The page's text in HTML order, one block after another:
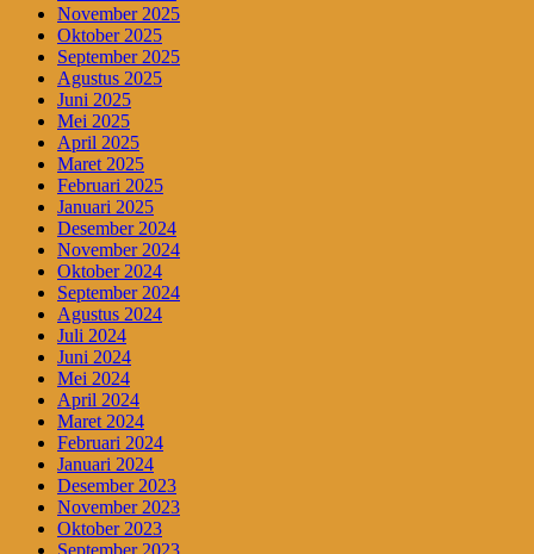
November 2025
Oktober 2025
September 2025
Agustus 2025
Juni 2025
Mei 2025
April 2025
Maret 2025
Februari 2025
Januari 2025
Desember 2024
November 2024
Oktober 2024
September 2024
Agustus 2024
Juli 2024
Juni 2024
Mei 2024
April 2024
Maret 2024
Februari 2024
Januari 2024
Desember 2023
November 2023
Oktober 2023
September 2023